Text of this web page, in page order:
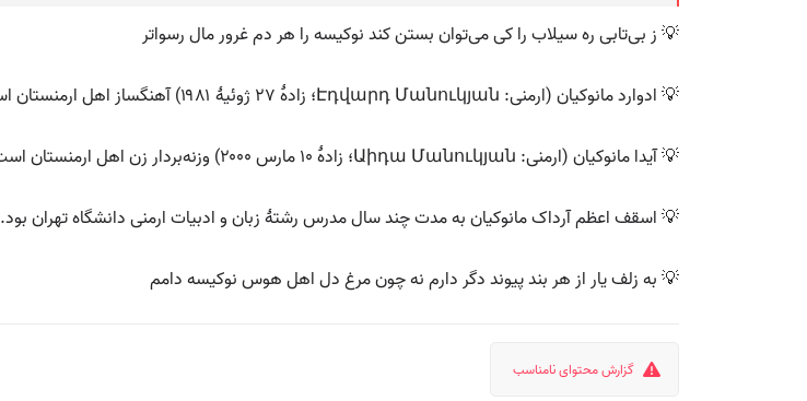
💡 ز بی‌تابی ره سیلاب را کی‌ می‌توان بستن کند نوکیسه را هر دم غرور مال رسواتر
💡 ادوارد مانوکیان (ارمنی: Էդվարդ Մանուկյան؛ زادهٔ ۲۷ ژوئیهٔ ۱۹۸۱) آهنگساز اهل ارمنستان است.
💡 آیدا مانوکیان (ارمنی: Աիդա Մանուկյան؛ زادهٔ ۱۰ مارس ۲۰۰۰) وزنه‌بردار زن اهل ارمنستان است که در مجموع در برندهٔ ۱ مدال طلا شده‌است.
💡 اسقف اعظم آرداک مانوکیان به مدت چند سال مدرس رشتهٔ زبان و ادبیات ارمنی دانشگاه تهران بود.
💡 به زلف یار از هر بند پیوند دگر دارم نه چون مرغ دل اهل هوس نوکیسه دامم
گزارش محتوای نامناسب